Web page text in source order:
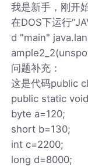
我是新手，刚开
在DOS下运行
d "main"
问题补充：
这是代码public
public static
byte a=120;
short b=130;
int c=2200;
long d=8000;